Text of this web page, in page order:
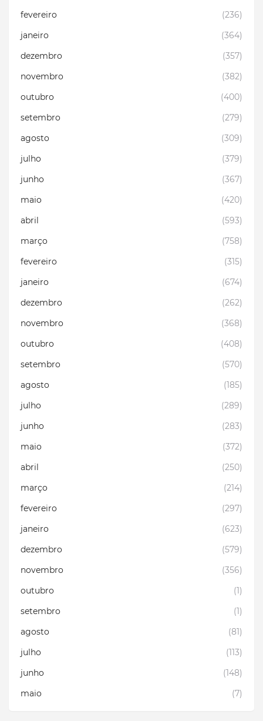
fevereiro
(236)
janeiro
(364)
dezembro
(357)
novembro
(382)
outubro
(400)
setembro
(279)
agosto
(309)
julho
(379)
junho
(367)
maio
(420)
abril
(593)
março
(758)
fevereiro
(315)
janeiro
(674)
dezembro
(262)
novembro
(368)
outubro
(408)
setembro
(570)
agosto
(185)
julho
(289)
junho
(283)
maio
(372)
abril
(250)
março
(214)
fevereiro
(297)
janeiro
(623)
dezembro
(579)
novembro
(356)
outubro
(1)
setembro
(1)
agosto
(81)
julho
(113)
junho
(148)
maio
(7)